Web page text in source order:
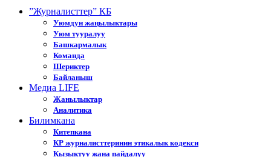
”Журналисттер” КБ
Уюмдун жаңылыктары
Уюм тууралуу
Башкармалык
Команда
Шериктер
Байланыш
Медиа LIFE
Жанылыктар
Аналитика
Билимкана
Китепкана
КР журналисттеринин этикалык кодекси
Кызыктуу жана пайдалуу